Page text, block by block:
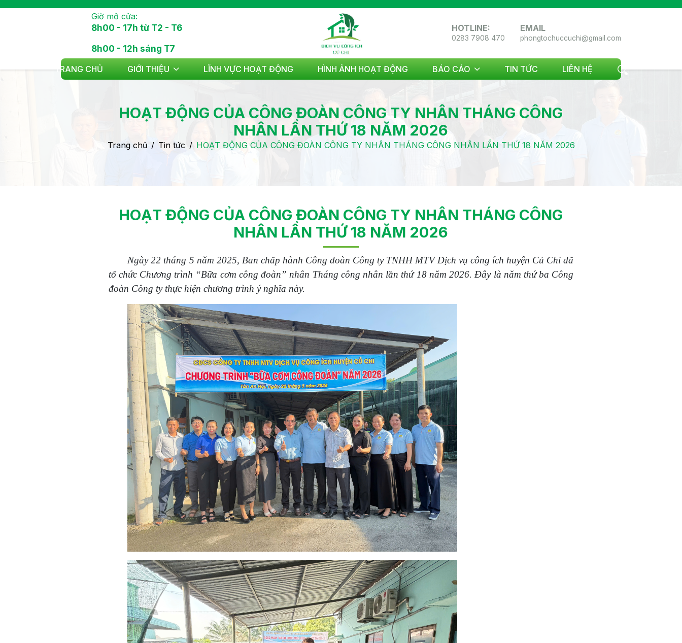
Giờ mở cửa:
8h00 - 17h từ T2 - T6
8h00 - 12h sáng T7
HOTLINE:
0283 7908 470
EMAIL
phongtochuccuchi@gmail.com
TRANG CHỦ GIỚI THIỆU LĨNH VỰC HOẠT ĐỘNG HÌNH ẢNH HOẠT ĐỘNG BÁO CÁO TIN TỨC LIÊN HỆ
HOẠT ĐỘNG CỦA CÔNG ĐOÀN CÔNG TY NHÂN THÁNG CÔNG
NHÂN LẦN THỨ 18 NĂM 2026
Trang chủ Tin tức HOẠT ĐỘNG CỦA CÔNG ĐOÀN CÔNG TY NHÂN THÁNG CÔNG NHÂN LẦN THỨ 18 NĂM 2026
HOẠT ĐỘNG CỦA CÔNG ĐOÀN CÔNG TY NHÂN THÁNG CÔNG
NHÂN LẦN THỨ 18 NĂM 2026
Ngày 22 tháng 5 năm 2025, Ban chấp hành Công đoàn Công ty TNHH MTV Dịch vụ công ích huyện Củ Chi đã
tổ chức Chương trình “Bữa cơm công đoàn” nhân Tháng công nhân lần thứ 18 năm 2026. Đây là năm thứ ba Công
đoàn Công ty thực hiện chương trình ý nghĩa này.